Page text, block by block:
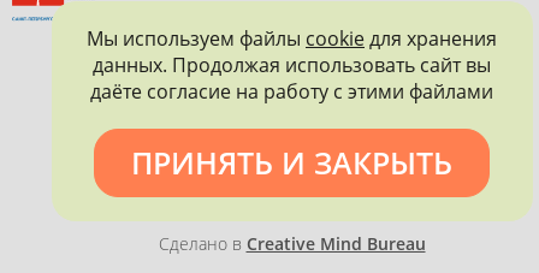
Политика конфиденциальности
Сделано в Creative Mind Bureau
Мы используем файлы cookieдля хранения
данных. Продолжая использовать сайт вы
даёте согласие на работу с этими файлами
ПРИНЯТЬ И ЗАКРЫТЬ